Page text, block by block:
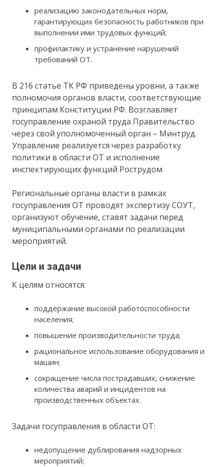
реализацию законодательных норм,
гарантирующих безопасность работников при
выполнении ими трудовых функций;
профилактику и устранение нарушений
требований ОТ.
В 216 статье ТК РФ приведены уровни, а также
полномочия органов власти, соответствующие
принципам Конституции РФ. Возглавляет
госуправление охраной труда Правительство
через свой уполномоченный орган – Минтруд.
Управление реализуется через разработку
политики в области ОТ и исполнение
инспектирующих функций Рострудом.
Региональные органы власти в рамках
госуправления ОТ проводят экспертизу СОУТ,
организуют обучение, ставят задачи перед
муниципальными органами по реализации
мероприятий.
Цели и задачи
К целям относятся:
поддержание высокой работоспособности
населения;
повышение производительности труда;
рациональное использование оборудования и
машин;
сокращение числа пострадавших, снижение
количества аварий и инцидентов на
производственных объектах.
Задачи госуправления в области ОТ:
недопущение дублирования надзорных
мероприятий;